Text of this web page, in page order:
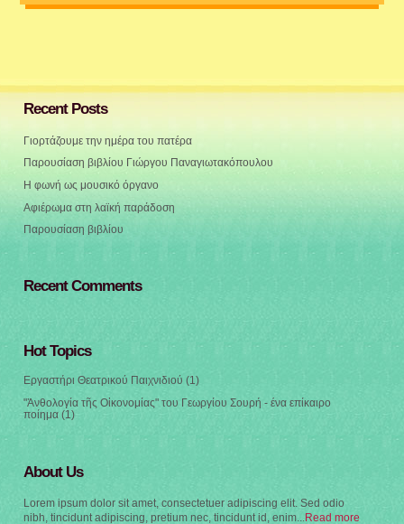
Recent Posts
Γιορτάζουμε την ημέρα του πατέρα
Παρουσίαση βιβλίου Γιώργου Παναγιωτακόπουλου
Η φωνή ως μουσικό όργανο
Αφιέρωμα στη λαϊκή παράδοση
Παρουσίαση βιβλίου
Recent Comments
Hot Topics
Εργαστήρι Θεατρικού Παιχνιδιού (1)
"Ἀνθολογία τῆς Οἰκονομίας" του Γεωργίου Σουρή - ένα επίκαιρο
ποίημα (1)
About Us
Lorem ipsum dolor sit amet, consectetuer adipiscing elit. Sed odio
nibh, tincidunt adipiscing, pretium nec, tincidunt id, enim...
Read more